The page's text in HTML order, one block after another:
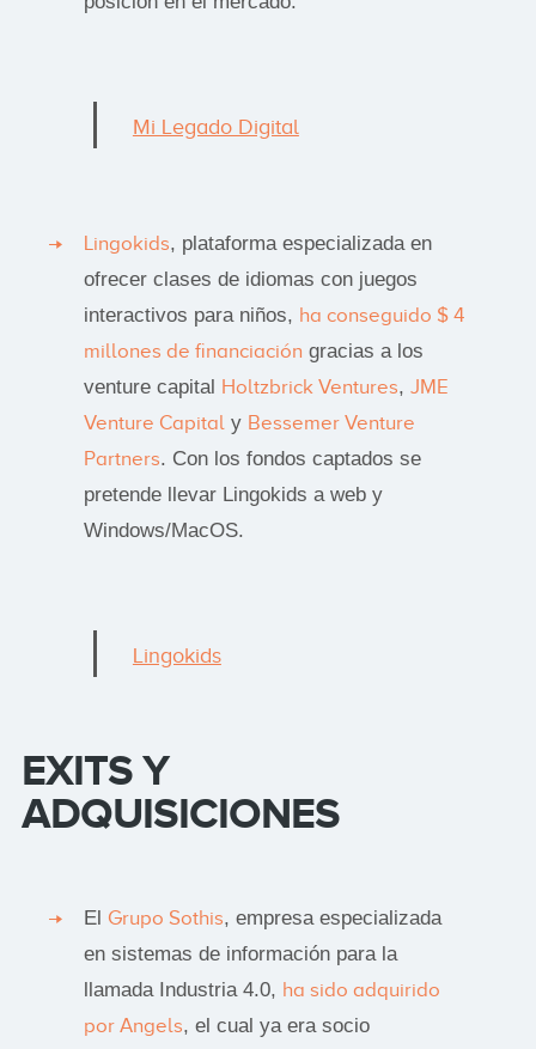
Mi Legado Digital
Lingokids, plataforma especializada en
ofrecer clases de idiomas con juegos
interactivos para niños, ha conseguido $ 4
millones de financiación gracias a los
venture capital Holtzbrick Ventures, JME
Venture Capitaly Bessemer Venture
Partners. Con los fondos captados se
pretende llevar Lingokids a web y
Windows/MacOS.
Lingokids
EXITS Y
ADQUISICIONES
El Grupo Sothis, empresa especializada
en sistemas de información para la
llamada Industria 4.0, ha sido adquirido
por Angels, el cual ya era socio